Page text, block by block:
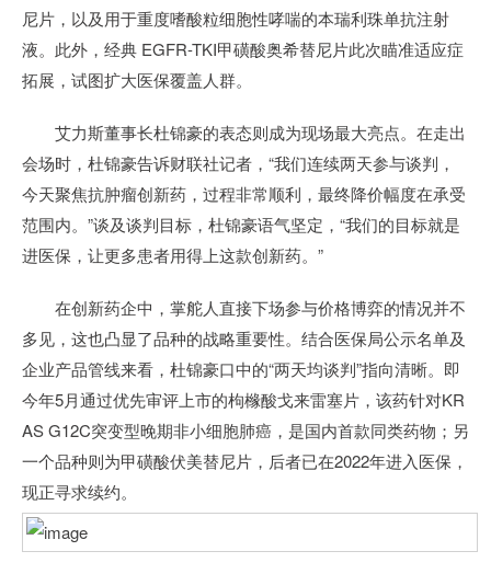
尼片，以及用于重度嗜酸粒细胞性哮喘的本瑞利珠单抗注射
液。此外，经典 EGFR-TKI甲磺酸奥希替尼片此次瞄准适应症
拓展，试图扩大医保覆盖人群。
艾力斯董事长杜锦豪的表态则成为现场最大亮点。在走出
会场时，杜锦豪告诉财联社记者，“我们连续两天参与谈判，
今天聚焦抗肿瘤创新药，过程非常顺利，最终降价幅度在承受
范围内。”谈及谈判目标，杜锦豪语气坚定，“我们的目标就是
进医保，让更多患者用得上这款创新药。”
在创新药企中，掌舵人直接下场参与价格博弈的情况并不
多见，这也凸显了品种的战略重要性。结合医保局公示名单及
企业产品管线来看，杜锦豪口中的“两天均谈判”指向清晰。即
今年5月通过优先审评上市的枸橼酸戈来雷塞片，该药针对KR
AS G12C突变型晚期非小细胞肺癌，是国内首款同类药物；另
一个品种则为甲磺酸伏美替尼片，后者已在2022年进入医保，
现正寻求续约。